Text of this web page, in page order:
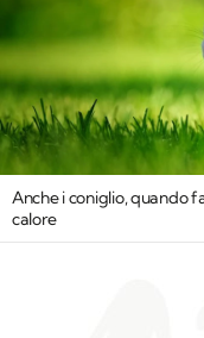
Anche i coniglio, quando
calore